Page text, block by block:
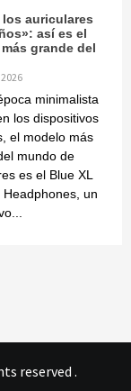
auriculares
así es el
grande del
minimalista
los dispositivos
el modelo más
mundo de
es el Blue XL
Headphones, un
reserved .